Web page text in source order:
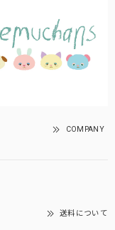
COMPANY
送料について